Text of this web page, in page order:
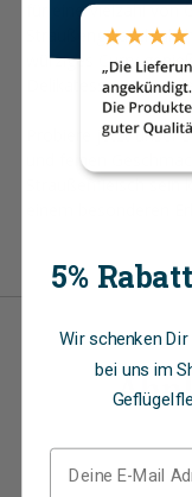
für eine Vielzahl
Straußengulasch
würziges Curry
Delikatesse ist für
Probiere jetzt unser
und feinen
Straußenfleisch sein
5%
Wir schenken
bei uns im